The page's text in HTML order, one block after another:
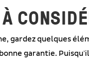
gardez quelques
garantie.